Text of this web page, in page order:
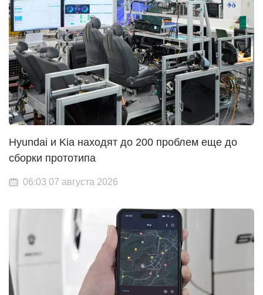
Hyundai и Kia находят до 200 проблем еще до
сборки прототипа
06:03 07 августа 2026